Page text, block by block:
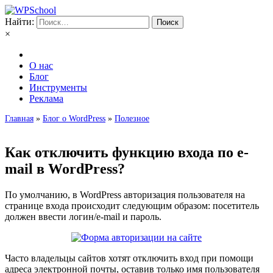
Найти:
×
О нас
Блог
Инструменты
Реклама
Главная » Блог о WordPress » Полезное
Как отключить функцию входа по e-
mail в WordPress?
По умолчанию, в WordPress авторизация пользователя на
странице входа происходит следующим образом: посетитель
должен ввести логин/e-mail и пароль.
Часто владельцы сайтов хотят отключить вход при помощи
адреса электронной почты, оставив только имя пользователя